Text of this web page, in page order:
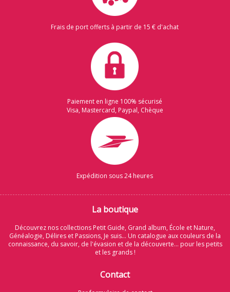
Frais de port offerts à partir de 15 € d'achat
Paiement en ligne 100% sécurisé
Visa, Mastercard, Paypal, Chèque
Expédition sous 24 heures
La boutique
Découvrez nos collections Petit Guide, Grand album, École et Nature,
Généalogie, Délires et Passions, Je suis... Un catalogue aux couleurs de la
connaissance, du savoir, de l'évasion et de la découverte... pour les petits
et les grands !
Contact